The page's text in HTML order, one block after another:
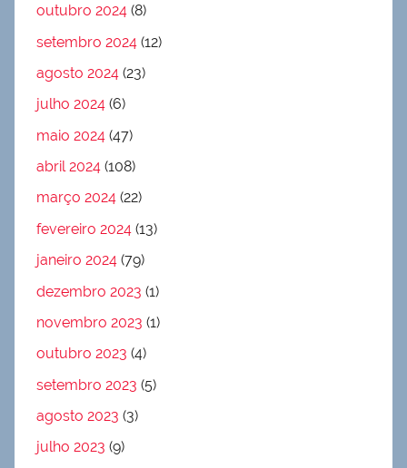
outubro 2024 (8)
setembro 2024 (12)
agosto 2024 (23)
julho 2024 (6)
maio 2024 (47)
abril 2024 (108)
março 2024 (22)
fevereiro 2024 (13)
janeiro 2024 (79)
dezembro 2023 (1)
novembro 2023 (1)
outubro 2023 (4)
setembro 2023 (5)
agosto 2023 (3)
julho 2023 (9)